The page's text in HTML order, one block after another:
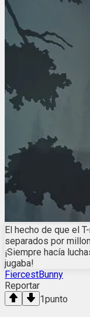
El hecho de que el
separados por
¡Siempre hacía
jugaba!
FiercestBunny
Reportar
1punto